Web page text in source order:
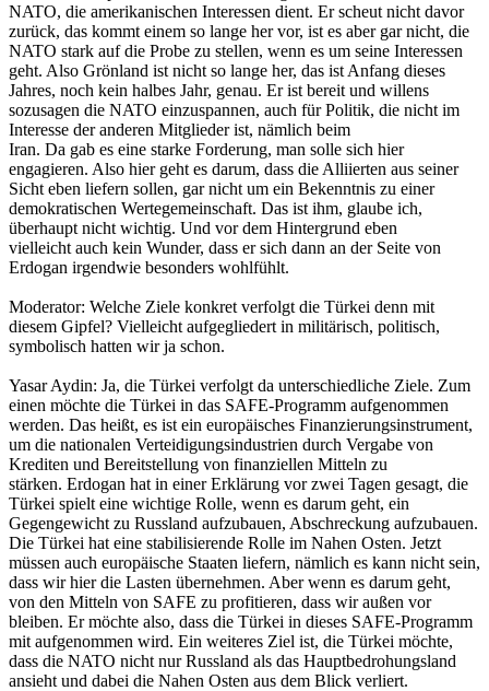
NATO, die amerikanischen Interessen dient. Er scheut nicht davor
zurück, das kommt einem so lange her vor, ist es aber gar nicht, die
NATO stark auf die Probe zu stellen, wenn es um seine Interessen
geht. Also Grönland ist nicht so lange her, das ist Anfang dieses
Jahres, noch kein halbes Jahr, genau. Er ist bereit und willens
sozusagen die NATO einzuspannen, auch für Politik, die nicht im
Interesse der anderen Mitglieder ist, nämlich beim
Iran. Da gab es eine starke Forderung, man solle sich hier
engagieren. Also hier geht es darum, dass die Alliierten aus seiner
Sicht eben liefern sollen, gar nicht um ein Bekenntnis zu einer
demokratischen Wertegemeinschaft. Das ist ihm, glaube ich,
überhaupt nicht wichtig. Und vor dem Hintergrund eben
vielleicht auch kein Wunder, dass er sich dann an der Seite von
Erdogan irgendwie besonders wohlfühlt.
Moderator: Welche Ziele konkret verfolgt die Türkei denn mit
diesem Gipfel? Vielleicht aufgegliedert in militärisch, politisch,
symbolisch hatten wir ja schon.
Yasar Aydin: Ja, die Türkei verfolgt da unterschiedliche Ziele. Zum
einen möchte die Türkei in das SAFE-Programm aufgenommen
werden. Das heißt, es ist ein europäisches Finanzierungsinstrument,
um die nationalen Verteidigungsindustrien durch Vergabe von
Krediten und Bereitstellung von finanziellen Mitteln zu
stärken. Erdogan hat in einer Erklärung vor zwei Tagen gesagt, die
Türkei spielt eine wichtige Rolle, wenn es darum geht, ein
Gegengewicht zu Russland aufzubauen, Abschreckung aufzubauen.
Die Türkei hat eine stabilisierende Rolle im Nahen Osten. Jetzt
müssen auch europäische Staaten liefern, nämlich es kann nicht sein,
dass wir hier die Lasten übernehmen. Aber wenn es darum geht,
von den Mitteln von SAFE zu profitieren, dass wir außen vor
bleiben. Er möchte also, dass die Türkei in dieses SAFE-Programm
mit aufgenommen wird. Ein weiteres Ziel ist, die Türkei möchte,
dass die NATO nicht nur Russland als das Hauptbedrohungsland
ansieht und dabei die Nahen Osten aus dem Blick verliert.